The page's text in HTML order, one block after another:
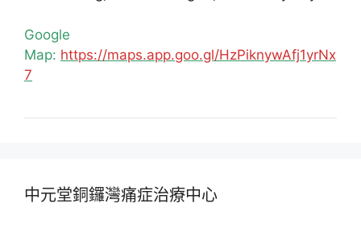
Google
Map: https://maps.app.goo.gl/HzPiknywAfj1yrNx
7
中元堂銅鑼灣痛症治療中心